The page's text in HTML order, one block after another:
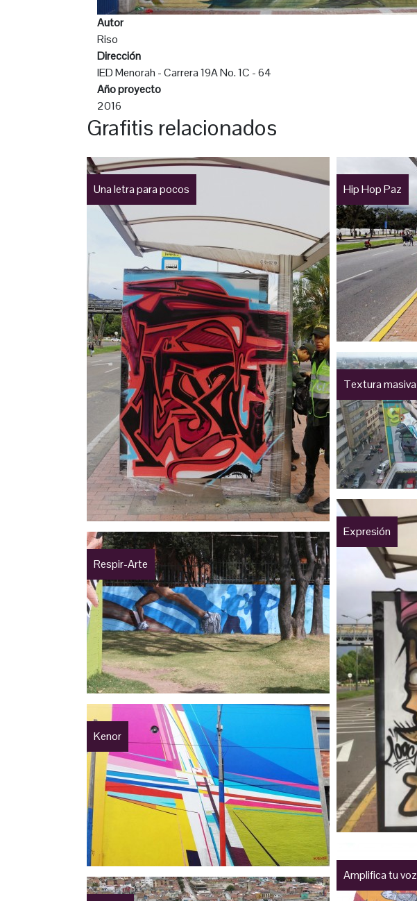
Autor
Riso
Dirección
IED Menorah - Carrera 19A No. 1C - 64
Año proyecto
2016
Grafitis relacionados
Una letra para pocos Hip Hop Paz
Textura masiva
Expresión
Respir-Arte
Kenor
Amplifica tu voz